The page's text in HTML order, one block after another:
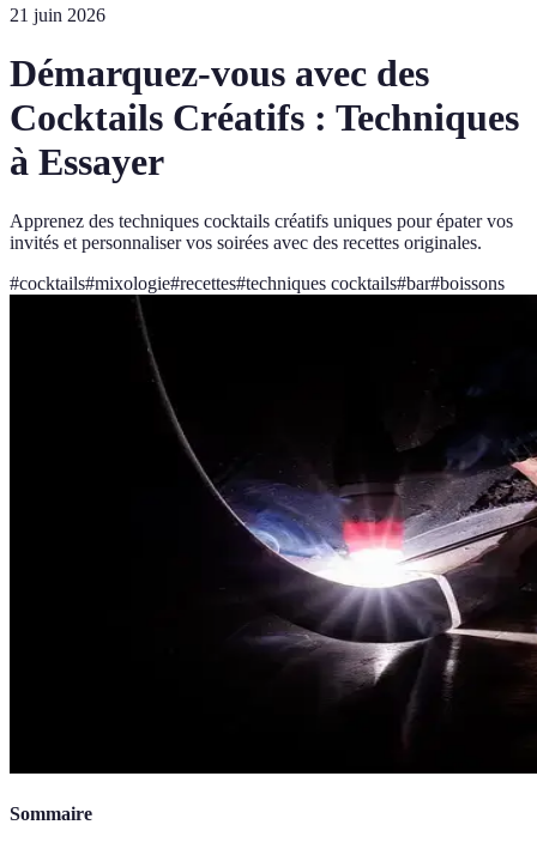
21 juin 2026
Démarquez-vous avec des
Cocktails Créatifs : Techniques
à Essayer
Apprenez des techniques cocktails créatifs uniques pour épater vos
invités et personnaliser vos soirées avec des recettes originales.
#cocktails#mixologie#recettes#techniques cocktails#bar#boissons
Sommaire